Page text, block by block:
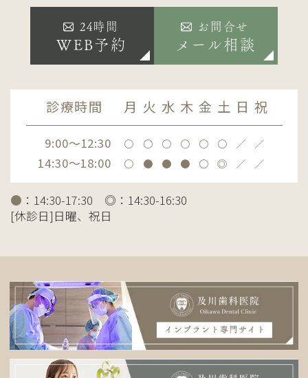
24時間
WEB予約
お問合せ
メール相談
診療時間 月 火 水 木 金 土 日 祝
9:00～12:30 〇 〇 〇 〇 〇 〇 ／ ／
14:30～18:00 〇 ● ● ● 〇 ◎ ／ ／
● ：14:30-17:30 ◎：14:30-16:30
[休診日]日曜、祝日